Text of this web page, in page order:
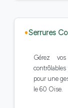
Serrures
Gérez
pour une
le 60 Oise.